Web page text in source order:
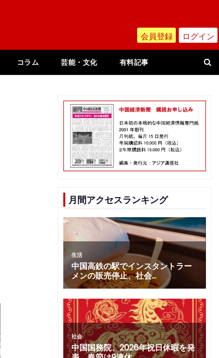
会員登録 ログイン
コラム 芸能・文化 有料記事
月間アクセスランキング